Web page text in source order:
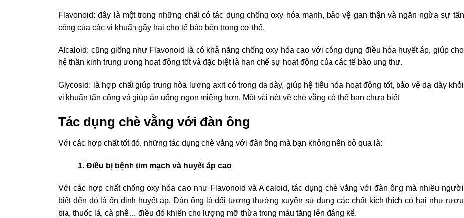
Flavonoid: đây là một trong những chất có tác dụng chống oxy hóa mạnh, bảo vệ gan thận và ngăn ngừa sự tấn
công của các vi khuẩn gây hại cho tế bào bên trong cơ thể.
Alcaloid: cũng giống như Flavonoid là có khả năng chống oxy hóa cao với công dụng điều hòa huyết áp, giúp cho
hệ thần kinh trung ương hoạt động tốt và đặc biệt là hạn chế sự hoạt động của các tế bào ung thư.
Glycosid: là hợp chất giúp trung hòa lượng axit có trong dạ dày, giúp hệ tiêu hóa hoạt động tốt, bảo vệ dạ dày khỏi
vi khuẩn tấn công và giúp ăn uống ngon miệng hơn. Một vài nét về chè vằng có thể bạn chưa biết
Tác dụng chè vằng với đàn ông
Với các hợp chất tốt đó, những tác dụng chè vằng với đàn ông mà bạn không nên bỏ qua là:
1. Điều bị bệnh tim mạch và huyết áp cao
Với các hợp chất chống oxy hóa cao như Flavonoid và Alcaloid, tác dụng chè vằng với đàn ông mà nhiều người
biết đến đó là ổn định huyết áp. Đàn ông là đối tượng thường xuyên sử dụng các chất kích thích có hại như rượu
bia, thuốc lá, cà phê… điều đó khiến cho lượng mỡ thừa trong máu tăng lên đáng kể.